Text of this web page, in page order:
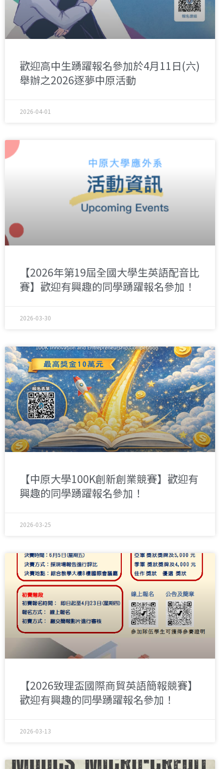
歡迎高中生踴躍報名參加於4月11日(六)
舉辦之2026逐夢中原活動
2026-04-01
【2026年第19屆全國大學生英語配音比
賽】歡迎有興趣的同學踴躍報名參加！
2026-03-30
【中原大學100K創新創業競賽】歡迎有
興趣的同學踴躍報名參加！
2026-03-25
【2026致理盃國際商貿英語簡報競賽】
歡迎有興趣的同學踴躍報名參加！
2026-03-13